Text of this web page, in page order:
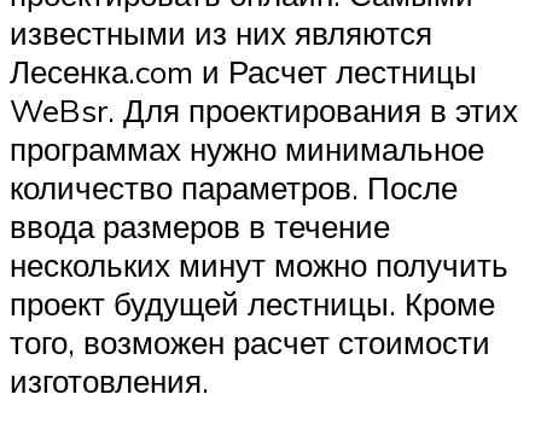
известными из них являются
Лесенка.com и Расчет лестницы
WeBsr. Для проектирования в этих
программах нужно минимальное
количество параметров. После
ввода размеров в течение
нескольких минут можно получить
проект будущей лестницы. Кроме
того, возможен расчет стоимости
изготовления.